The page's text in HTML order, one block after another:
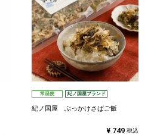
常温便 紀ノ国屋ブランド
紀ノ国屋 ぶっかけさばご飯
¥ 749 税込